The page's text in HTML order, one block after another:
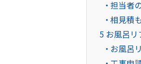
担当者
相見積
5 お風呂リ
お風呂